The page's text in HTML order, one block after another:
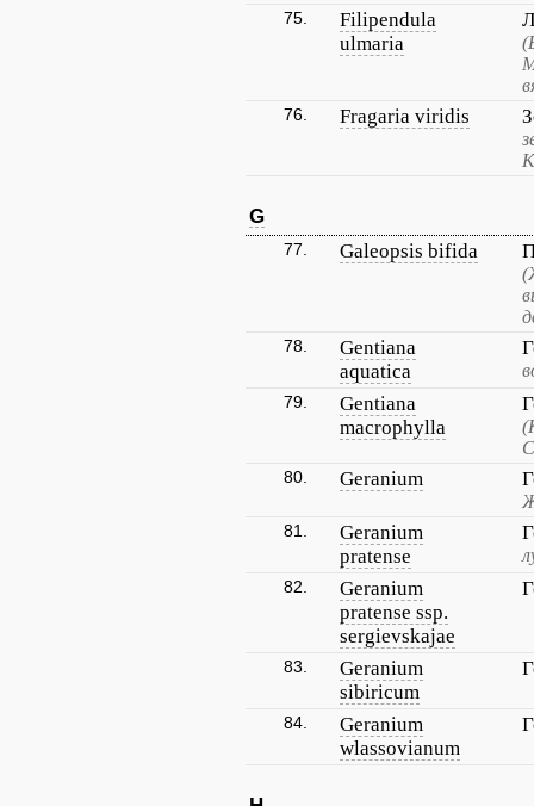
75.
Filipendula
ulmaria
76. Fragaria viridis
G
77. Galeopsis bifida
78.
Gentiana
aquatica
79.
Gentiana
macrophylla
80. Geranium
81.
Geranium
pratense
82.
Geranium
pratense ssp.
sergievskajae
83.
Geranium
sibiricum
84.
Geranium
wlassovianum